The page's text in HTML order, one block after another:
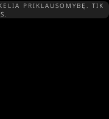
PRIKLAUSOMYBĘ. TIK